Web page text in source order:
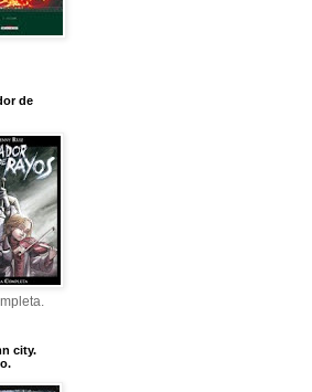
de
city.